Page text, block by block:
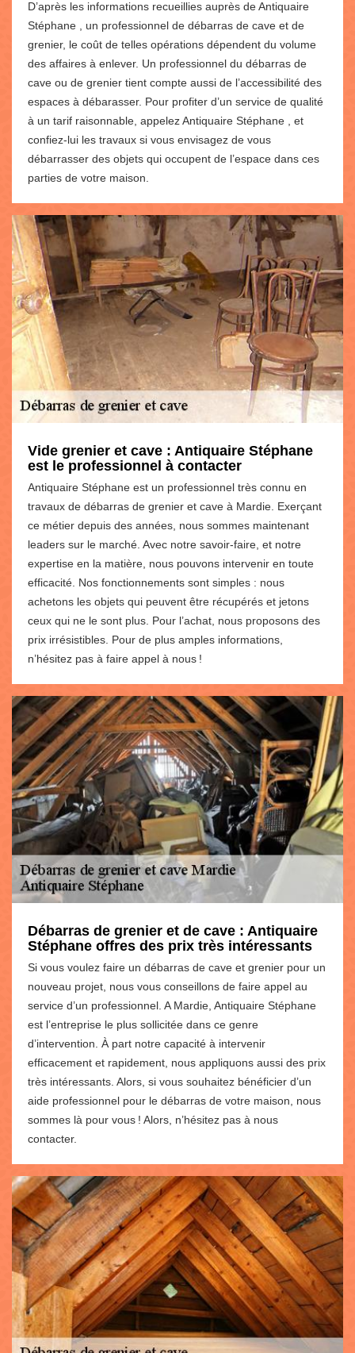
D’après les informations recueillies auprès de Antiquaire
Stéphane , un professionnel de débarras de cave et de
grenier, le coût de telles opérations dépendent du volume
des affaires à enlever. Un professionnel du débarras de
cave ou de grenier tient compte aussi de l’accessibilité des
espaces à débarasser. Pour profiter d’un service de qualité
à un tarif raisonnable, appelez Antiquaire Stéphane , et
confiez-lui les travaux si vous envisagez de vous
débarrasser des objets qui occupent de l’espace dans ces
parties de votre maison.
Vide grenier et cave : Antiquaire Stéphane
est le professionnel à contacter
Antiquaire Stéphane est un professionnel très connu en
travaux de débarras de grenier et cave à Mardie. Exerçant
ce métier depuis des années, nous sommes maintenant
leaders sur le marché. Avec notre savoir-faire, et notre
expertise en la matière, nous pouvons intervenir en toute
efficacité. Nos fonctionnements sont simples : nous
achetons les objets qui peuvent être récupérés et jetons
ceux qui ne le sont plus. Pour l’achat, nous proposons des
prix irrésistibles. Pour de plus amples informations,
n’hésitez pas à faire appel à nous !
Débarras de grenier et de cave : Antiquaire
Stéphane offres des prix très intéressants
Si vous voulez faire un débarras de cave et grenier pour un
nouveau projet, nous vous conseillons de faire appel au
service d’un professionnel. A Mardie, Antiquaire Stéphane
est l’entreprise le plus sollicitée dans ce genre
d’intervention. À part notre capacité à intervenir
efficacement et rapidement, nous appliquons aussi des prix
très intéressants. Alors, si vous souhaitez bénéficier d’un
aide professionnel pour le débarras de votre maison, nous
sommes là pour vous ! Alors, n’hésitez pas à nous
contacter.